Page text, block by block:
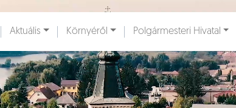
Ugrás a fő tartalomhoz
Aktuális Környéről Polgármesteri Hivatal